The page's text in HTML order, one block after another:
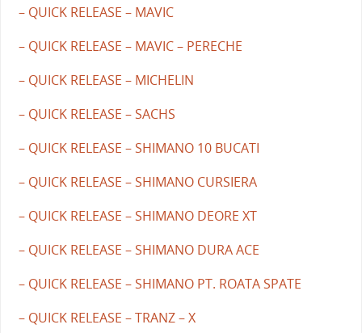
– QUICK RELEASE – MAVIC
– QUICK RELEASE – MAVIC – PERECHE
– QUICK RELEASE – MICHELIN
– QUICK RELEASE – SACHS
– QUICK RELEASE – SHIMANO 10 BUCATI
– QUICK RELEASE – SHIMANO CURSIERA
– QUICK RELEASE – SHIMANO DEORE XT
– QUICK RELEASE – SHIMANO DURA ACE
– QUICK RELEASE – SHIMANO PT. ROATA SPATE
– QUICK RELEASE – TRANZ – X